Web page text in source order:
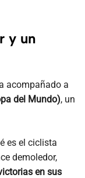
y un
acompañado a
del Mundo), un
es el ciclista
demoledor,
en sus